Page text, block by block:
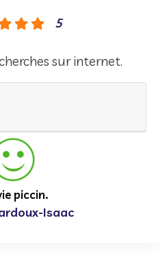
5
sur internet.
piccin.
Isaac